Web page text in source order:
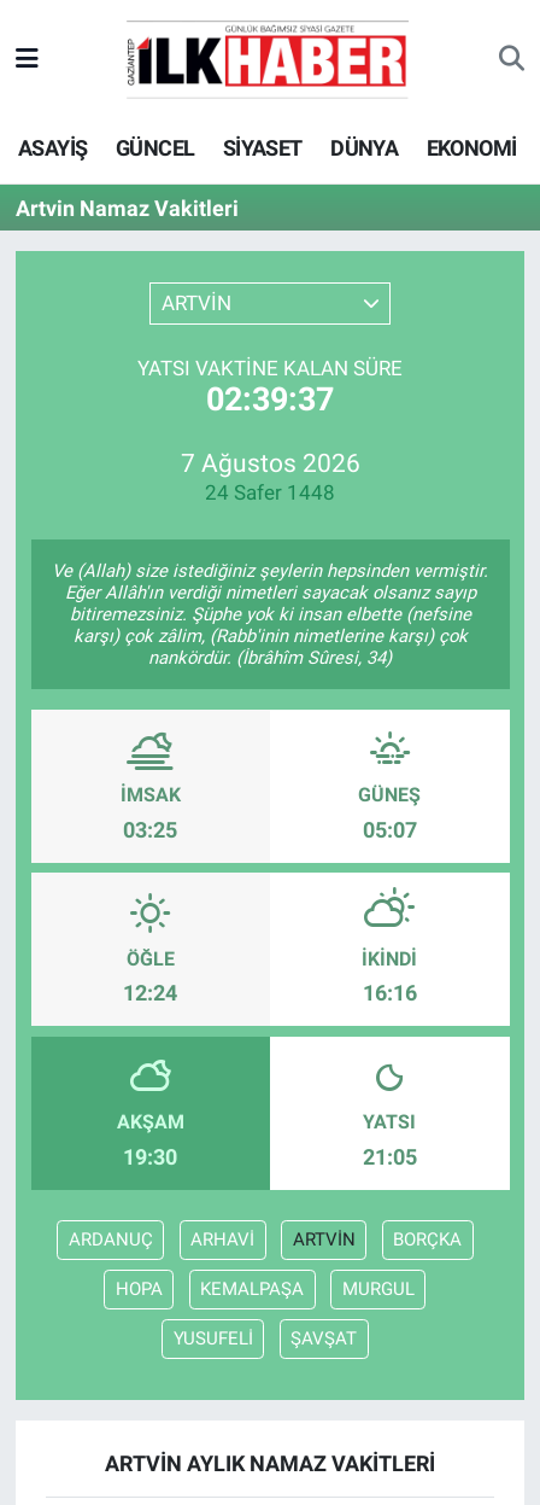
ASAYİŞ GÜNCEL SİYASET DÜNYA EKONOMİ
Artvin Namaz Vakitleri
ARTVİN
YATSI VAKTINE KALAN SÜRE
02:39:37
7 Ağustos 2026
24 Safer 1448
Ve (Allah) size istediğiniz şeylerin hepsinden vermiştir.
Eğer Allâh'ın verdiği nimetleri sayacak olsanız sayıp
bitiremezsiniz. Şüphe yok ki insan elbette (nefsine
karşı) çok zâlim, (Rabb'inin nimetlerine karşı) çok
nankördür. (İbrâhîm Sûresi, 34)
İMSAK
03:25
GÜNEŞ
05:07
ÖĞLE
12:24
İKINDI
16:16
AKŞAM
19:30
YATSI
21:05
ARDANUÇ ARHAVİ ARTVİN BORÇKA
HOPA KEMALPAŞA MURGUL
YUSUFELİ ŞAVŞAT
ARTVİN AYLIK NAMAZ VAKITLERI
EKONOMİ
SİYASET
SAĞLIK
Beyoğlu Hava Durumu
Beyoğlu Trafik Yoğunluk Haritası
Süper Lig Puan Durumu ve Fikstür
Tüm Manşetler